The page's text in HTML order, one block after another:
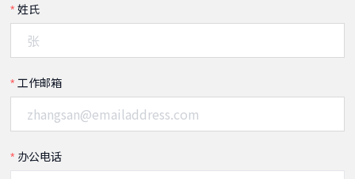
姓氏
工作邮箱
办公电话